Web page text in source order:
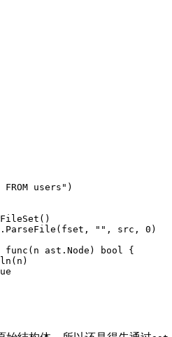
FROM users")
"" , src, 0 )
func (n ast.Node) bool {